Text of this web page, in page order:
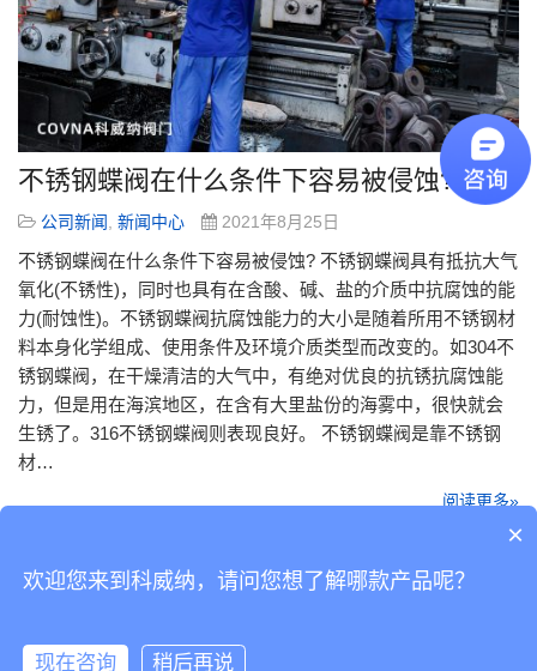
不锈钢蝶阀在什么条件下容易被侵蚀?
公司新闻 新闻中心 2021年8月25日
不锈钢蝶阀在什么条件下容易被侵蚀? 不锈钢蝶阀具有抵抗大气
氧化(不锈性)，同时也具有在含酸、碱、盐的介质中抗腐蚀的能
力(耐蚀性)。不锈钢蝶阀抗腐蚀能力的大小是随着所用不锈钢材
料本身化学组成、使用条件及环境介质类型而改变的。如304不
锈钢蝶阀，在干燥清洁的大气中，有绝对优良的抗锈抗腐蚀能
力，但是用在海滨地区，在含有大里盐份的海雾中，很快就会
生锈了。316不锈钢蝶阀则表现良好。 不锈钢蝶阀是靠不锈钢
材…
阅读更多»
Copyright © 2019 版权所有粤ICP备14038760号-2
自动化有限公司
×
欢迎您来到科威纳，请问您想了解哪款产品呢？
现在咨询 稍后再说